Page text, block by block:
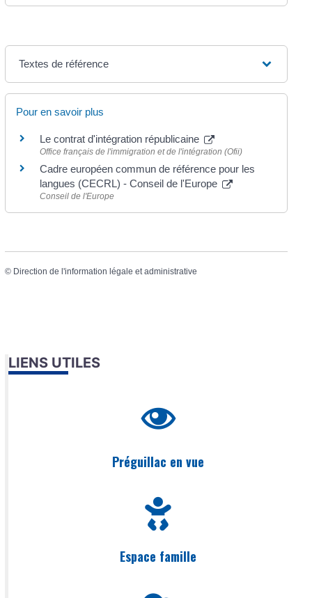
Textes de référence
Pour en savoir plus
Le contrat d'intégration républicaine
Office français de l'immigration et de l'intégration (Ofii)
Cadre européen commun de référence pour les
langues (CECRL) - Conseil de l'Europe
Conseil de l'Europe
© Direction de l'information légale et administrative
LIENS UTILES
Préguillac en vue
Espace famille